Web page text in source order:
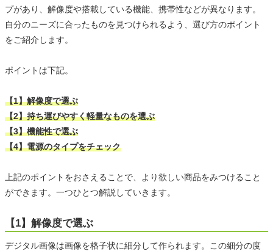
プがあり、解像度や搭載している機能、携帯性などが異なります。
自分のニーズに合ったものを見つけられるよう、選び方のポイント
をご紹介します。
ポイントは下記。
【1】解像度で選ぶ
【2】持ち運びやすく軽量なものを選ぶ
【3】機能性で選ぶ
【4】電源のタイプをチェック
上記のポイントをおさえることで、より欲しい商品をみつけること
ができます。一つひとつ解説していきます。
【1】解像度で選ぶ
デジタル画像は画像を格子状に細分して作られます。この細分の度